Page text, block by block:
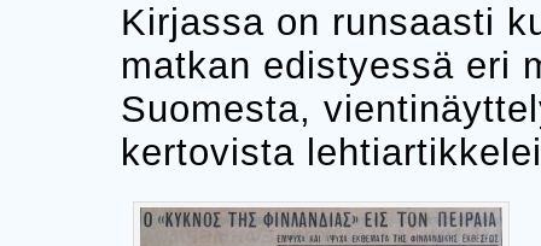
Kirjassa on runsaasti
matkan edistyessä eri
Suomesta,
kertovista